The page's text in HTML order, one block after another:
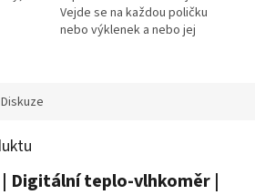
Vejde se na každou poličku
nebo výklenek a nebo jej
Diskuze
| Digitální teplo-vlhkoměr |